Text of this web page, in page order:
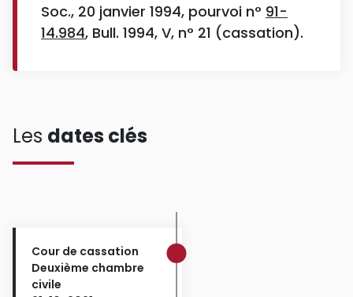
Soc., 20 janvier 1994, pourvoi n° 91-
14.984, Bull. 1994, V, n° 21 (cassation).
Les dates clés
Cour de cassation
Deuxième chambre
civile